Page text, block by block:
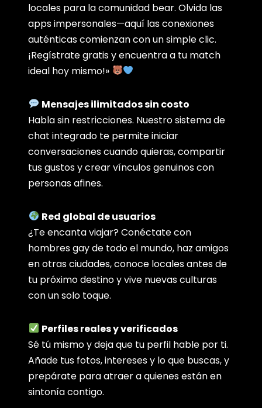
locales para la comunidad bear. Olvida las
apps impersonales—aquí las conexiones
auténticas comienzan con un simple clic.
¡Regístrate gratis y encuentra a tu match
ideal hoy mismo!»
Mensajes ilimitados sin costo
Habla sin restricciones. Nuestro sistema de
chat integrado te permite iniciar
conversaciones cuando quieras, compartir
tus gustos y crear vínculos genuinos con
personas afines.
Red global de usuarios
¿Te encanta viajar? Conéctate con
hombres gay de todo el mundo, haz amigos
en otras ciudades, conoce locales antes de
tu próximo destino y vive nuevas culturas
con un solo toque.
Perfiles reales y verificados
Sé tú mismo y deja que tu perfil hable por ti.
Añade tus fotos, intereses y lo que buscas, y
prepárate para atraer a quienes están en
sintonía contigo.